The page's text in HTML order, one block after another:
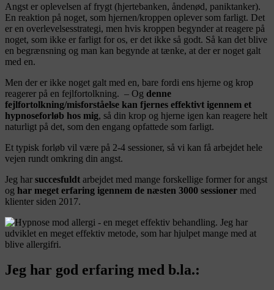
Angst er oplevelsen af frygt (hjertebanken, åndenød, paniktanker).
En reaktion på noget, som hjernen/kroppen oplever som farligt. Det
er en overlevelsesstrategi, men hvis kroppen begynder at reagere på
noget, som ikke er farligt for os, er det ikke så godt. Så kan det blive
en begrænsning og man kan begynde at tænke, at der er noget galt
med en.
Men der er ikke noget galt med en, bare fordi ens hjerne og krop
reagerer på en fejlfortolkning. – Og denne
fejlfortolkning/misforståelse kan fjernes effektivt igennem et
hypnoseforløb hos mig, så din krop og hjerne igen kan reagere helt
naturligt på det, som den engang opfattede som farligt.
Et typisk forløb vil være på 2-4 sessioner, så vi kan få arbejdet hele
vejen rundt omkring din angst.
Jeg har succesfuldt arbejdet med mange forskellige former for angst
og har meget erfaring igennem de næsten 3000 sessioner med
klienter siden 2017.
Jeg har god erfaring med b.la.: